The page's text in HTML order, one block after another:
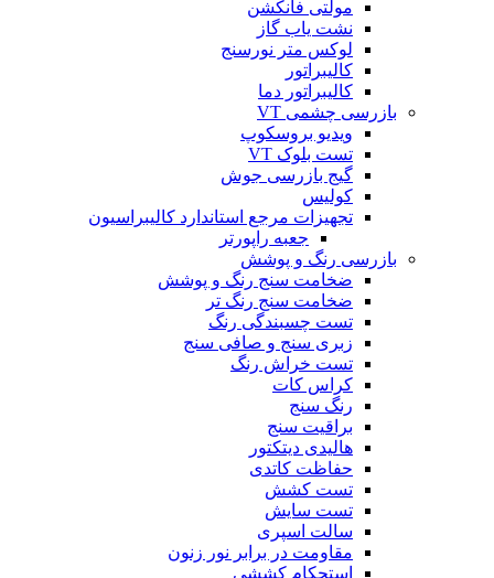
مولتی فانکشن
نشت یاب گاز
لوکس متر نورسنج
کالیبراتور
کالیبراتور دما
بازرسی چشمی VT
ویدیو بروسکوپ
تست بلوک VT
گیج بازرسی جوش
کولیس
تجهیزات مرجع استاندارد کالیبراسیون
جعبه راپورتر
بازرسی رنگ و پوشش
ضخامت سنج رنگ و پوشش
ضخامت سنج رنگ تر
تست چسبندگی رنگ
زبری سنج و صافی سنج
تست خراش رنگ
کراس کات
رنگ سنج
براقیت سنج
هالیدی دیتکتور
حفاظت کاتدی
تست کشش
تست سایش
سالت اسپری
مقاومت در برابر نور زنون
استحکام کششی